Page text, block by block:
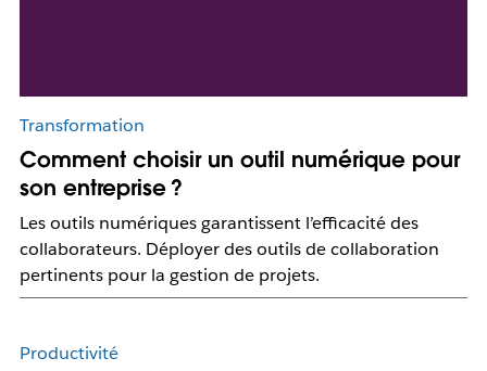
Transformation
Comment choisir un outil numérique pour
son entreprise ?
Les outils numériques garantissent l’efficacité des
collaborateurs. Déployer des outils de collaboration
pertinents pour la gestion de projets.
Productivité